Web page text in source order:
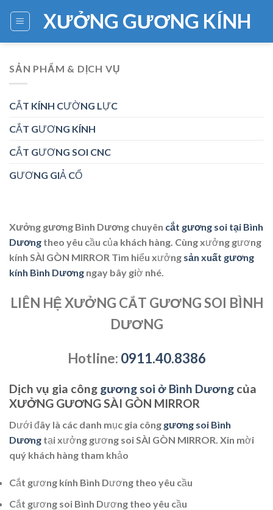
XƯỞNG GƯƠNG KÍNH
Xưởng gương Bình Dương chuyên cắt gương soi tại Bình
Dương theo yêu cầu của khách hàng. Cùng xưởng gương
kính SÀI GÒN MIRROR Tìm hiểu xưởng sản xuất gương
kính Bình Dương ngay bây giờ nhé.
LIÊN HỆ XƯỞNG CẮT GƯƠNG SOI BÌNH
DƯƠNG
Hotline: 0911.40.8386
Dịch vụ gia công gương soi ở Bình Dương của
XƯỞNG GƯƠNG SÀI GÒN MIRROR
Dưới đây là các danh mục gia công gương soi Bình
Dương tại xưởng gương soi SÀI GÒN MIRROR. Xin mời
quý khách hàng tham khảo
Cắt gương kính Bình Dương theo yêu cầu
Cắt gương soi Bình Dương theo yêu cầu
SẢN PHẨM & DỊCH VỤ
CẮT KÍNH CƯỜNG LỰC
CẮT GƯƠNG KÍNH
CẮT GƯƠNG SOI CNC
GƯƠNG GIẢ CỔ